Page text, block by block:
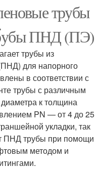
трубы
ПНД (ПЭ)
трубы из
для напорного
в соответствии с
трубы с различным
к толщина
PN — от 4 до 25
укладки, так
ПНД трубы при помощи
методом и